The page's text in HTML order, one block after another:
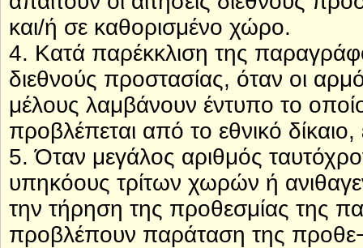
και/ή σε καθορισμένο χώρο.
4. Κατά παρέκκλιση της
διεθνούς προστασίας, όταν οι
μέλους λαμβάνουν έντυπο το
προβλέπεται από το εθνικό
5. Όταν μεγάλος αριθμός
υπηκόους τρίτων χωρών ή
την τήρηση της προθεσμίας της
προβλέπουν παράταση της